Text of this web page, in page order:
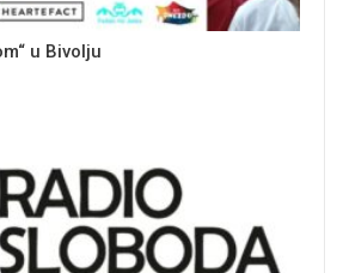
u Bivolju